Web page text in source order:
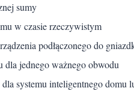
sumy
w czasie rzeczywistym
podłączonego do
dla jednego ważnego obwodu
systemu inteligentnego domu